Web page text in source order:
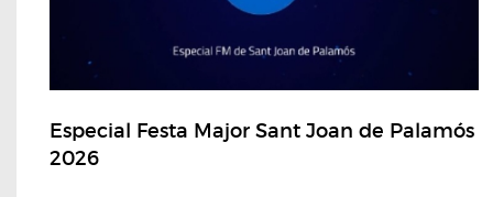
Especial Festa Major Sant Joan de Palamós
2026